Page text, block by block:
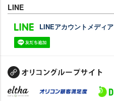
LINE
LINEアカウントメディア